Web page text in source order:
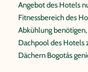
Angebot des Hotels
Fitnessbereich des
Abkühlung
Dachpool des Hotels
Dächern Bogotás